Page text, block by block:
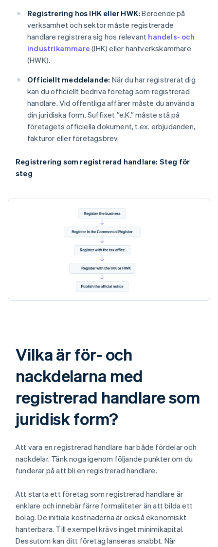
Registrering hos IHK eller HWK: Beroende på
verksamhet och sektor måste registrerade
handlare registrera sig hos relevant handels- och
industrikammare (IHK) eller hantverkskammare
(HWK).
Officiellt meddelande: När du har registrerat dig
kan du officiellt bedriva företag som registrerad
handlare. Vid offentliga affärer måste du använda
din juridiska form. Suffixet ”e.K.” måste stå på
företagets officiella dokument, t.ex. erbjudanden,
fakturor eller företagsbrev.
Registrering som registrerad handlare: Steg för
steg
Vilka är för- och
nackdelarna med
registrerad handlare som
juridisk form?
Att vara en registrerad handlare har både fördelar och
nackdelar. Tänk noga igenom följande punkter om du
funderar på att bli en registrerad handlare.
Att starta ett företag som registrerad handlare är
enklare och innebär färre formaliteter än att bilda ett
bolag. De initiala kostnaderna är också ekonomiskt
hanterbara. Till exempel krävs inget minimikapital.
Dessutom kan ditt företag lanseras snabbt. När